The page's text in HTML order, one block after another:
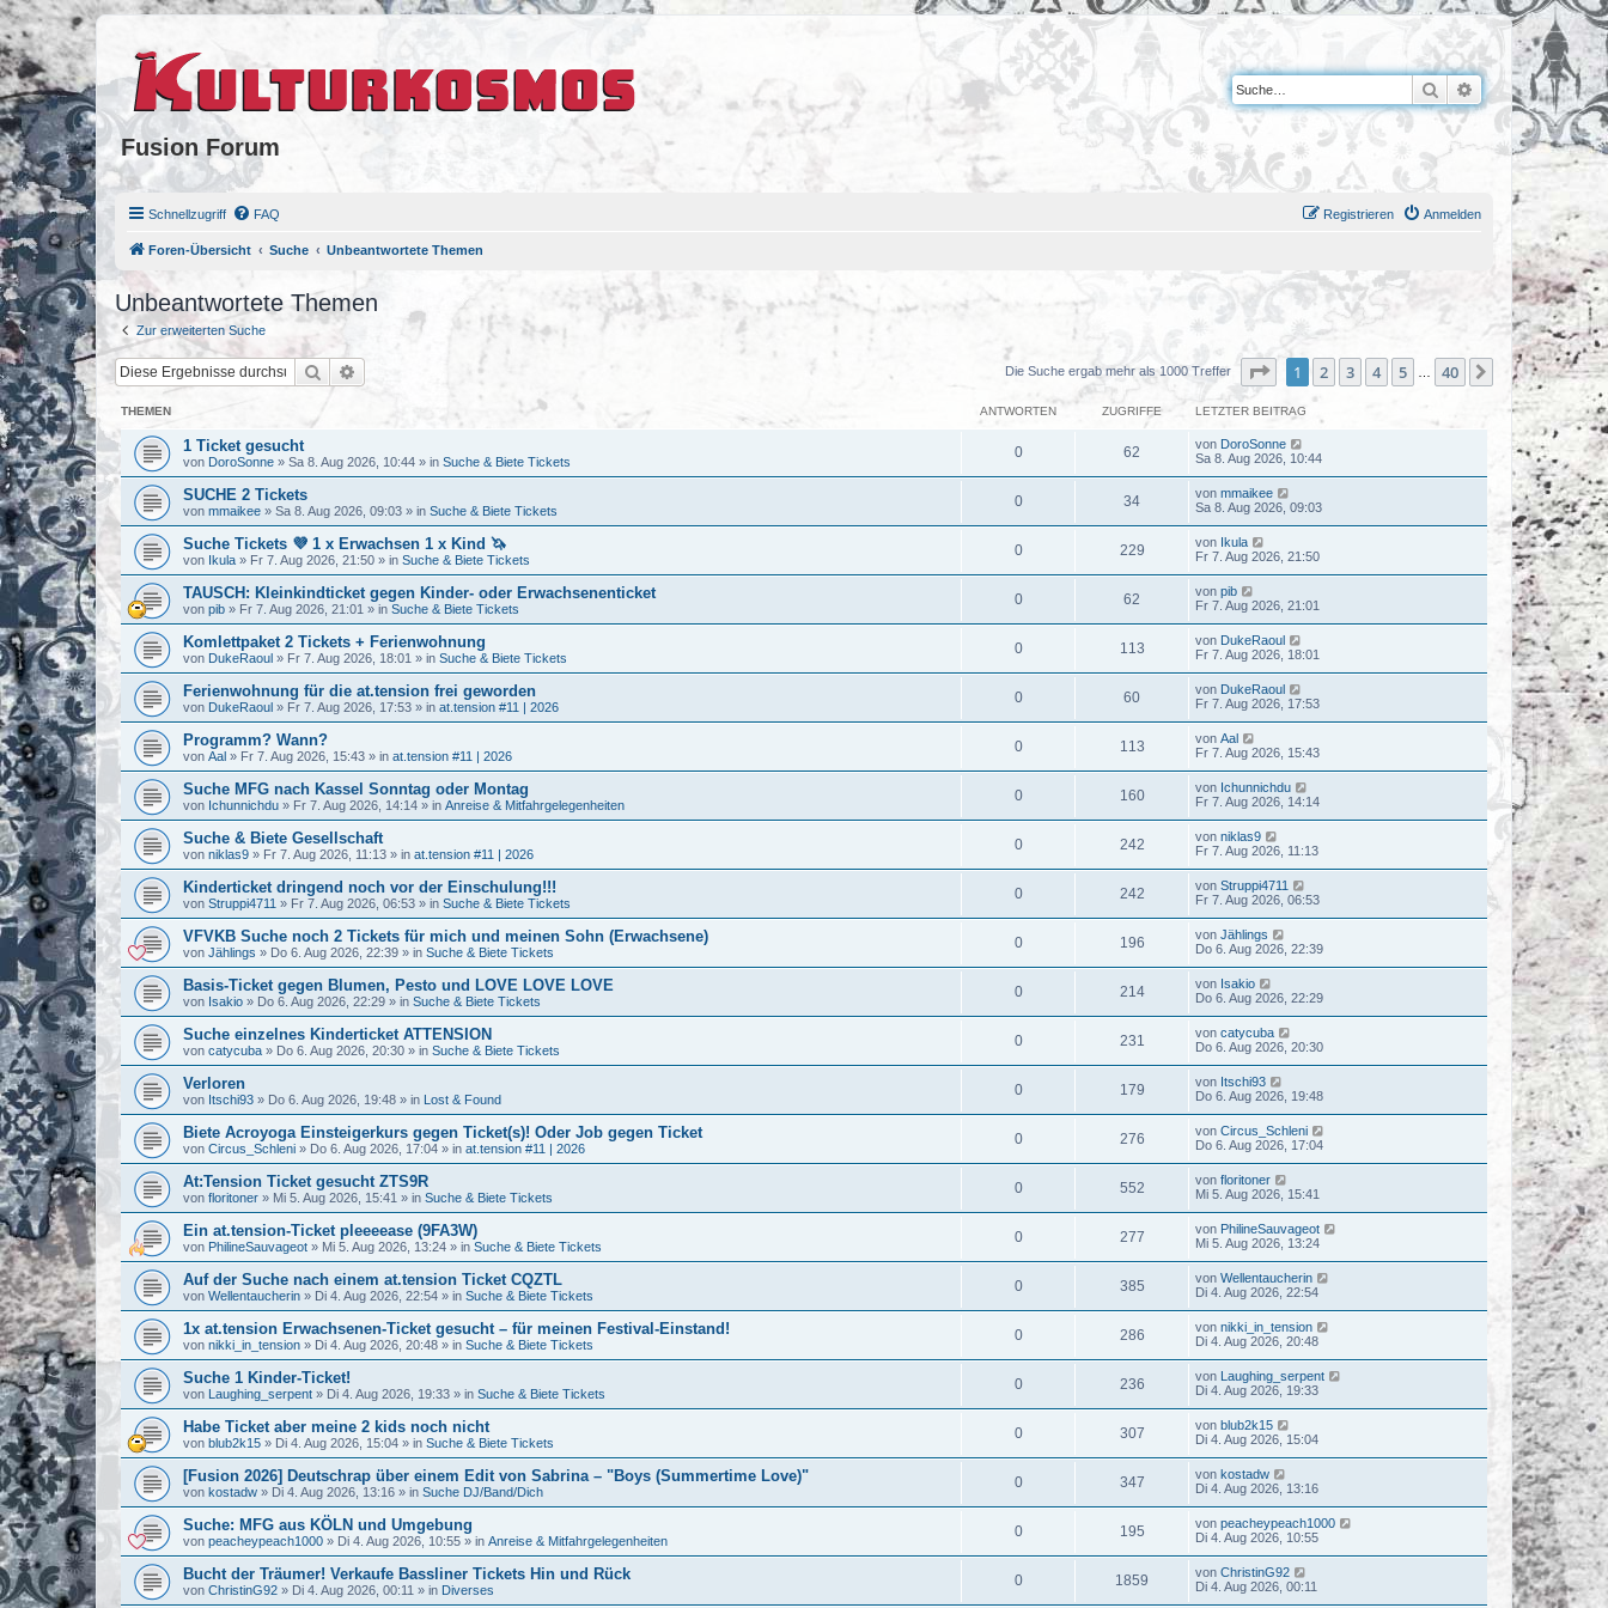
Fusion Forum
Suche Erweiterte Suche
Schnellzugriff FAQ Anmelden
Registrieren
Foren-Übersicht Suche Unbeantwortete Themen
Unbeantwortete Themen
Zur erweiterten Suche
Suche Erweiterte Suche Die Suche ergab mehr als 1000 Treffer Seite von40
1 2 3 4 5 40 Nächste
THEMEN ANTWORTEN ZUGRIFFE LETZTER BEITRAG
1 Ticket gesucht
von DoroSonne » Sa 8. Aug 2026, 10:44 » in Suche & Biete Tickets
0 62 von DoroSonne
Sa 8. Aug 2026, 10:44
SUCHE 2 Tickets
von mmaikee » Sa 8. Aug 2026, 09:03 » in Suche & Biete Tickets
0 34 von mmaikee
Sa 8. Aug 2026, 09:03
Suche Tickets 💜 1 x Erwachsen 1 x Kind 🦄
von Ikula » Fr 7. Aug 2026, 21:50 » in Suche & Biete Tickets
0 229 von Ikula
Fr 7. Aug 2026, 21:50
TAUSCH: Kleinkindticket gegen Kinder- oder Erwachsenenticket
von pib » Fr 7. Aug 2026, 21:01 » in Suche & Biete Tickets
0 62 von pib
Fr 7. Aug 2026, 21:01
Komlettpaket 2 Tickets + Ferienwohnung
von DukeRaoul » Fr 7. Aug 2026, 18:01 » in Suche & Biete Tickets
0 113 von DukeRaoul
Fr 7. Aug 2026, 18:01
Ferienwohnung für die at.tension frei geworden
von DukeRaoul » Fr 7. Aug 2026, 17:53 » in at.tension #11 | 2026
0 60 von DukeRaoul
Fr 7. Aug 2026, 17:53
Programm? Wann?
von Aal » Fr 7. Aug 2026, 15:43 » in at.tension #11 | 2026
0 113 von Aal
Fr 7. Aug 2026, 15:43
Suche MFG nach Kassel Sonntag oder Montag
von Ichunnichdu » Fr 7. Aug 2026, 14:14 » in Anreise & Mitfahrgelegenheiten
0 160 von Ichunnichdu
Fr 7. Aug 2026, 14:14
Suche & Biete Gesellschaft
von niklas9 » Fr 7. Aug 2026, 11:13 » in at.tension #11 | 2026
0 242 von niklas9
Fr 7. Aug 2026, 11:13
Kinderticket dringend noch vor der Einschulung!!!
von Struppi4711 » Fr 7. Aug 2026, 06:53 » in Suche & Biete Tickets
0 242 von Struppi4711
Fr 7. Aug 2026, 06:53
VFVKB Suche noch 2 Tickets für mich und meinen Sohn (Erwachsene)
von Jählings » Do 6. Aug 2026, 22:39 » in Suche & Biete Tickets
0 196 von Jählings
Do 6. Aug 2026, 22:39
Basis-Ticket gegen Blumen, Pesto und LOVE LOVE LOVE
von Isakio » Do 6. Aug 2026, 22:29 » in Suche & Biete Tickets
0 214 von Isakio
Do 6. Aug 2026, 22:29
Suche einzelnes Kinderticket ATTENSION
von catycuba » Do 6. Aug 2026, 20:30 » in Suche & Biete Tickets
0 231 von catycuba
Do 6. Aug 2026, 20:30
Verloren
von Itschi93 » Do 6. Aug 2026, 19:48 » in Lost & Found
0 179 von Itschi93
Do 6. Aug 2026, 19:48
Biete Acroyoga Einsteigerkurs gegen Ticket(s)! Oder Job gegen Ticket
von Circus_Schleni » Do 6. Aug 2026, 17:04 » in at.tension #11 | 2026
0 276 von Circus_Schleni
Do 6. Aug 2026, 17:04
At:Tension Ticket gesucht ZTS9R
von floritoner » Mi 5. Aug 2026, 15:41 » in Suche & Biete Tickets
0 552 von floritoner
Mi 5. Aug 2026, 15:41
Ein at.tension-Ticket pleeeease (9FA3W)
von PhilineSauvageot » Mi 5. Aug 2026, 13:24 » in Suche & Biete Tickets
0 277 von PhilineSauvageot
Mi 5. Aug 2026, 13:24
Auf der Suche nach einem at.tension Ticket CQZTL
von Wellentaucherin » Di 4. Aug 2026, 22:54 » in Suche & Biete Tickets
0 385 von Wellentaucherin
Di 4. Aug 2026, 22:54
1x at.tension Erwachsenen-Ticket gesucht – für meinen Festival-Einstand!
von nikki_in_tension » Di 4. Aug 2026, 20:48 » in Suche & Biete Tickets
0 286 von nikki_in_tension
Di 4. Aug 2026, 20:48
Suche 1 Kinder-Ticket!
von Laughing_serpent » Di 4. Aug 2026, 19:33 » in Suche & Biete Tickets
0 236 von Laughing_serpent
Di 4. Aug 2026, 19:33
Habe Ticket aber meine 2 kids noch nicht
von blub2k15 » Di 4. Aug 2026, 15:04 » in Suche & Biete Tickets
0 307 von blub2k15
Di 4. Aug 2026, 15:04
[Fusion 2026] Deutschrap über einem Edit von Sabrina – "Boys (Summertime Love)"
von kostadw » Di 4. Aug 2026, 13:16 » in Suche DJ/Band/Dich
0 347 von kostadw
Di 4. Aug 2026, 13:16
Suche: MFG aus KÖLN und Umgebung
von peacheypeach1000 » Di 4. Aug 2026, 10:55 » in Anreise & Mitfahrgelegenheiten
0 195 von peacheypeach1000
Di 4. Aug 2026, 10:55
Bucht der Träumer! Verkaufe Bassliner Tickets Hin und Rück
von ChristinG92 » Di 4. Aug 2026, 00:11 » in Diverses
0 1859 von ChristinG92
Di 4. Aug 2026, 00:11